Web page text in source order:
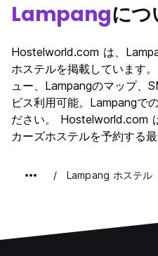
Lampangにつ
Hostelworld.com は、
ホステルを掲載しています
ュー、Lampangのマップ、
ビス利用可能。Lampangで
ださい。 Hostelworld.com
カーズホステルを予約する最
Lampang ホステル